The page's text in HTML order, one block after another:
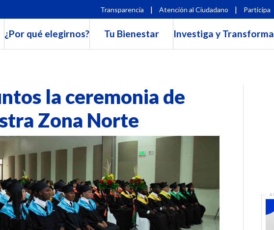
Transparencia | Atención al Ciudadano | Participa
¿Por qué elegirnos? Tu Bienestar Investiga y Transforma
la ceremonia de
Zona Norte